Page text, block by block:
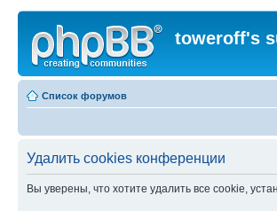
toweroff's
Список форумов
Удалить cookies конференции
Вы уверены, что хотите удалить все cookie,